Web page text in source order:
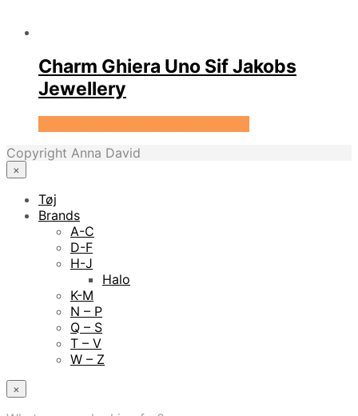
Charm Ghiera Uno Sif Jakobs
Jewellery
Copyright Anna David
×
Tøj
Brands
A-C
D-F
H-J
Halo
K-M
N – P
Q – S
T – V
W – Z
×